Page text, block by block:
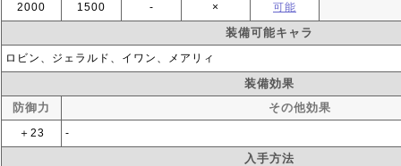
2000 1500 ‐ × 可能
装備可能キャラ
ロビン、ジェラルド、イワン、メアリィ
装備効果
防御力
その他効果
＋23 ‐
入手方法